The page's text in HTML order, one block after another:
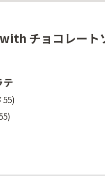
チョコレート
テ
55)